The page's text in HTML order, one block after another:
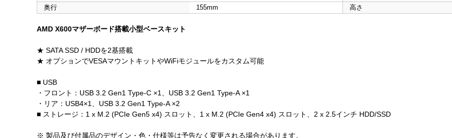
奥行
155mm 高さ
AMD X600マザーボード搭載小型ベースキット
★ SATA SSD / HDDを2基搭載
★ オプションでVESAマウントキットやWiFiモジュールをカスタム可能
■ USB
・フロント：USB 3.2 Gen1 Type-C ×1、USB 3.2 Gen1 Type-A ×1
・リア：USB4×1、USB 3.2 Gen1 Type-A ×2
■ ストレージ：1 x M.2 (PCIe Gen5 x4) スロット、1 x M.2 (PCIe Gen4 x4) スロット、2 x 2.5インチ HDD/SSD
※ 製品及び付属品のデザイン・色・仕様等は予告なく変更される場合があります。